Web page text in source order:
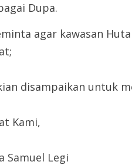
Dupa.
agar kawasan
disampaikan untuk
Kami,
Samuel Legi